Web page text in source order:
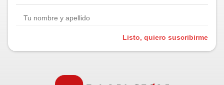
Listo, quiero suscribirme